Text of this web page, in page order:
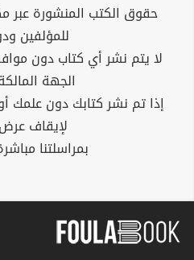
حقوق الكتب المنشورة عبر
للمؤلفين
لا يتم نشر أي كتاب دون
الجهة
إذا تم نشر كتابك دون علمك
لإيقاف
بمراسلتنا